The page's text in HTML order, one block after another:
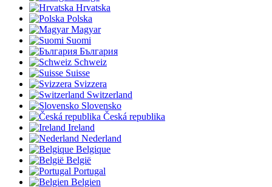
Hrvatska
Polska
Magyar
Suomi
България
Schweiz
Suisse
Svizzera
Switzerland
Slovensko
Česká republika
Ireland
Nederland
Belgique
België
Portugal
Belgien